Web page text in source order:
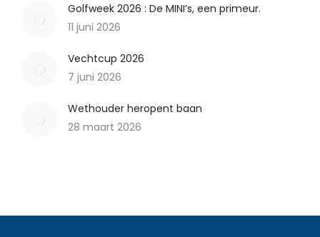
Golfweek 2026 : De MINI’s, een primeur.
11 juni 2026
Vechtcup 2026
7 juni 2026
Wethouder heropent baan
28 maart 2026